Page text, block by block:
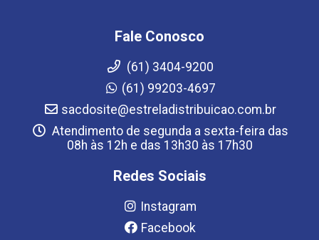
Fale Conosco
(61) 3404-9200
(61) 99203-4697
sacdosite@estreladistribuicao.com.br
Atendimento de segunda a sexta-feira das
08h às 12h e das 13h30 às 17h30
Redes Sociais
Instagram
Facebook